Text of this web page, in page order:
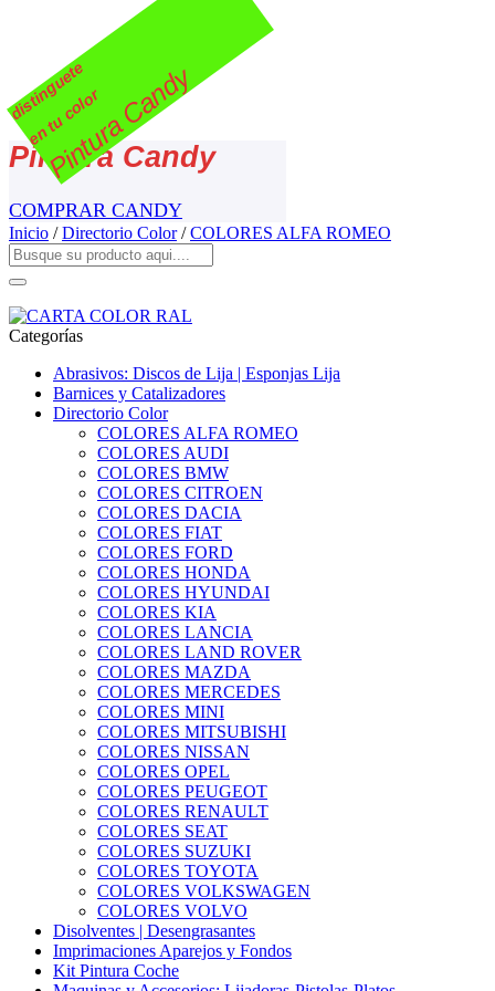
distinguete
en tu color
Pintura Candy
Pintura Candy
COMPRAR CANDY
Inicio / Directorio Color / COLORES ALFA ROMEO
Categorías
Abrasivos: Discos de Lija | Esponjas Lija
Barnices y Catalizadores
Directorio Color
COLORES ALFA ROMEO
COLORES AUDI
COLORES BMW
COLORES CITROEN
COLORES DACIA
COLORES FIAT
COLORES FORD
COLORES HONDA
COLORES HYUNDAI
COLORES KIA
COLORES LANCIA
COLORES LAND ROVER
COLORES MAZDA
COLORES MERCEDES
COLORES MINI
COLORES MITSUBISHI
COLORES NISSAN
COLORES OPEL
COLORES PEUGEOT
COLORES RENAULT
COLORES SEAT
COLORES SUZUKI
COLORES TOYOTA
COLORES VOLKSWAGEN
COLORES VOLVO
Disolventes | Desengrasantes
Imprimaciones Aparejos y Fondos
Kit Pintura Coche